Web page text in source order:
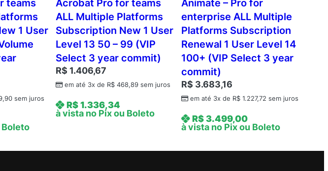
teams
1 User
sem juros
Boleto
Acrobat Pro for teams
ALL Multiple Platforms
Subscription New 1 User
Level 13 50 – 99 (VIP
Select 3 year commit)
R$ 1.406,67
em até 3x de R$ 468,89 sem juros
R$1.336,34
à vista no Pix ou Boleto
Animate – Pro for
enterprise ALL Multiple
Platforms Subscription
Renewal 1 User Level 14
100+ (VIP Select 3 year
commit)
R$ 3.683,16
em até 3x de R$1.227,72 sem juros
R$3.499,00
à vista no Pix ou Boleto